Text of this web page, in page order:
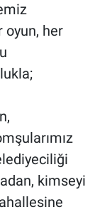
oyun, her
kimseyi